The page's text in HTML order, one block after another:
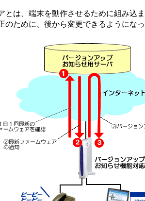
とは、端末を動作させるために組み込
のために、後から変更できるようにな